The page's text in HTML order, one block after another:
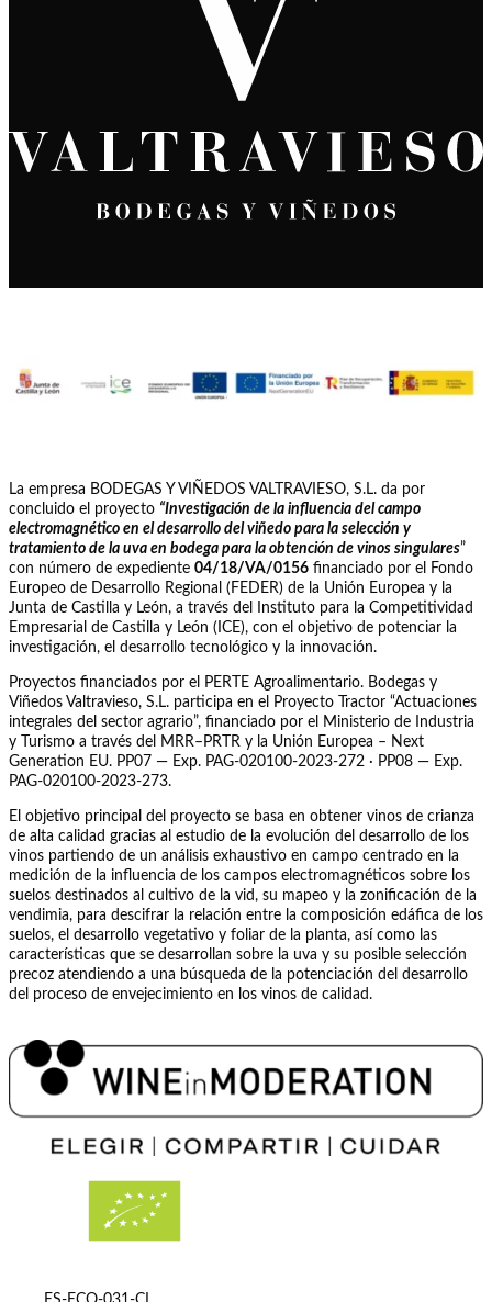
La empresa BODEGAS Y VIÑEDOS VALTRAVIESO, S.L. da por
concluido el proyecto “Investigación de la influencia del campo
electromagnético en el desarrollo del viñedo para la selección y
tratamiento de la uva en bodega para la obtención de vinos singulares”
con número de expediente 04/18/VA/0156 financiado por el Fondo
Europeo de Desarrollo Regional (FEDER) de la Unión Europea y la
Junta de Castilla y León, a través del Instituto para la Competitividad
Empresarial de Castilla y León (ICE), con el objetivo de potenciar la
investigación, el desarrollo tecnológico y la innovación.
Proyectos financiados por el PERTE Agroalimentario. Bodegas y
Viñedos Valtravieso, S.L. participa en el Proyecto Tractor “Actuaciones
integrales del sector agrario”, financiado por el Ministerio de Industria
y Turismo a través del MRR–PRTR y la Unión Europea – Next
Generation EU. PP07 — Exp. PAG-020100-2023-272 · PP08 — Exp.
PAG-020100-2023-273.
El objetivo principal del proyecto se basa en obtener vinos de crianza
de alta calidad gracias al estudio de la evolución del desarrollo de los
vinos partiendo de un análisis exhaustivo en campo centrado en la
medición de la influencia de los campos electromagnéticos sobre los
suelos destinados al cultivo de la vid, su mapeo y la zonificación de la
vendimia, para descifrar la relación entre la composición edáfica de los
suelos, el desarrollo vegetativo y foliar de la planta, así como las
características que se desarrollan sobre la uva y su posible selección
precoz atendiendo a una búsqueda de la potenciación del desarrollo
del proceso de envejecimiento en los vinos de calidad.